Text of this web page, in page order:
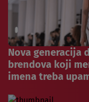
Nova generacija
brendova koji
imena treba